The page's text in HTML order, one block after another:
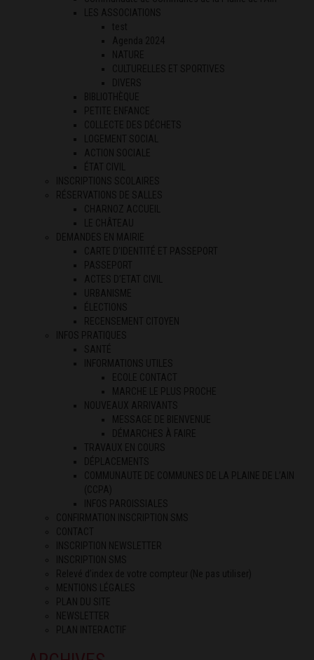
LES ASSOCIATIONS
test
Agenda 2024
NATURE
CULTURELLES ET SPORTIVES
DIVERS
BIBLIOTHÈQUE
PETITE ENFANCE
COLLECTE DES DÉCHETS
LOGEMENT SOCIAL
ACTION SOCIALE
ÉTAT CIVIL
INSCRIPTIONS SCOLAIRES
RÉSERVATIONS DE SALLES
CHARNOZ ACCUEIL
LE CHÂTEAU
DEMANDES EN MAIRIE
CARTE D’IDENTITÉ ET PASSEPORT
PASSEPORT
ACTES D’ETAT CIVIL
URBANISME
ÉLECTIONS
RECENSEMENT CITOYEN
INFOS PRATIQUES
SANTÉ
INFORMATIONS UTILES
ECOLE CONTACT
MARCHE LE PLUS PROCHE
NOUVEAUX ARRIVANTS
MESSAGE DE BIENVENUE
DÉMARCHES À FAIRE
TRAVAUX EN COURS
DÉPLACEMENTS
COMMUNAUTE DE COMMUNES DE LA PLAINE DE L’AIN
(CCPA)
INFOS PAROISSIALES
CONFIRMATION INSCRIPTION SMS
CONTACT
INSCRIPTION NEWSLETTER
INSCRIPTION SMS
Relevé d’index de votre compteur (Ne pas utiliser)
MENTIONS LÉGALES
PLAN DU SITE
NEWSLETTER
PLAN INTERACTIF